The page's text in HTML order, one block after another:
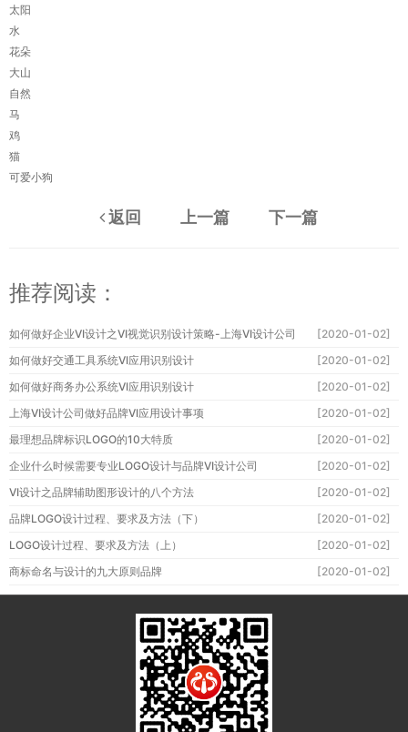
太阳
水
花朵
大山
自然
马
鸡
猫
可爱小狗
返回 上一篇 下一篇
推荐阅读：
如何做好企业VI设计之VI视觉识别设计策略-上海VI设计公司
[2020-01-02]
如何做好交通工具系统VI应用识别设计
[2020-01-02]
如何做好商务办公系统VI应用识别设计
[2020-01-02]
上海VI设计公司做好品牌VI应用设计事项
[2020-01-02]
最理想品牌标识LOGO的10大特质
[2020-01-02]
企业什么时候需要专业LOGO设计与品牌VI设计公司
[2020-01-02]
VI设计之品牌辅助图形设计的八个方法
[2020-01-02]
品牌LOGO设计过程、要求及方法（下）
[2020-01-02]
LOGO设计过程、要求及方法（上）
[2020-01-02]
商标命名与设计的九大原则品牌
[2020-01-02]